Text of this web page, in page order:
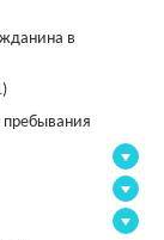
в
пребывания